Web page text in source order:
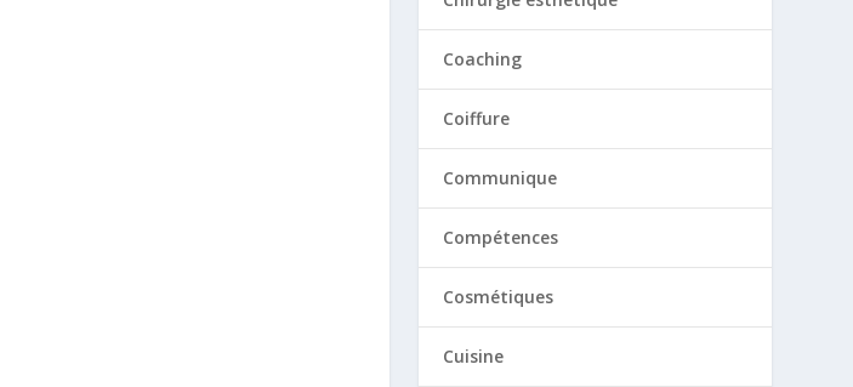
Coaching
Coiffure
Communique
Compétences
Cosmétiques
Cuisine